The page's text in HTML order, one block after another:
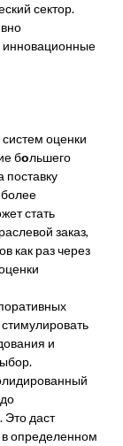
сектор.
инновационные
оценки
большего
поставку
стать
заказ,
как раз через
и
Это даст
определенном